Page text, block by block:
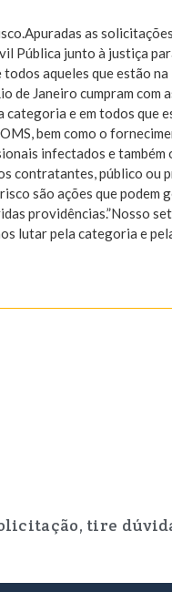
as
Pública junto à justiça
aqueles que estão
Janeiro cumpram com
e em todos que
bem como o
infectados e
contratantes, público
são ações que podem
providências.”Nosso
lutar pela categoria e